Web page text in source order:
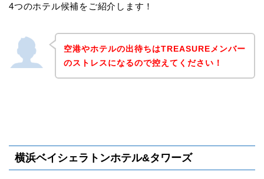
4つのホテル候補をご紹介します！
空港やホテルの出待ちはTREASUREメンバー
のストレスになるので控えてください！
横浜ベイシェラトンホテル&タワーズ